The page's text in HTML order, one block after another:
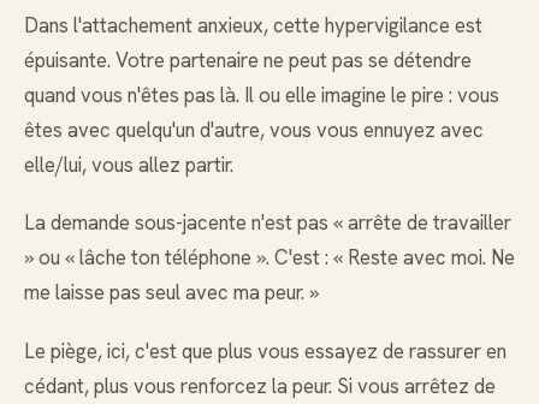
Dans l'attachement anxieux, cette hypervigilance est
épuisante. Votre partenaire ne peut pas se détendre
quand vous n'êtes pas là. Il ou elle imagine le pire : vous
êtes avec quelqu'un d'autre, vous vous ennuyez avec
elle/lui, vous allez partir.
La demande sous-jacente n'est pas « arrête de travailler
» ou « lâche ton téléphone ». C'est : « Reste avec moi. Ne
me laisse pas seul avec ma peur. »
Le piège, ici, c'est que plus vous essayez de rassurer en
cédant, plus vous renforcez la peur. Si vous arrêtez de